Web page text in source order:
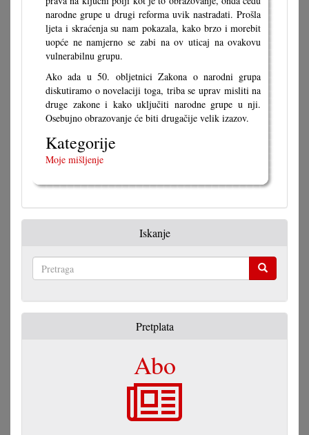
narodne grupe u drugi reforma uvik nastradati. Prošla
ljeta i skraćenja su nam pokazala, kako brzo i morebit
uopće ne namjerno se zabi na ov uticaj na ovakovu
vulnerabilnu grupu.
Ako ada u 50. obljetnici Zakona o narodni grupa
diskutiramo o novelaciji toga, triba se uprav misliti na
druge zakone i kako uključiti narodne grupe u nji.
Osebujno obrazovanje će biti drugačije velik izazov.
Kategorije
Moje mišljenje
Iskanje
Pretplata
Abo